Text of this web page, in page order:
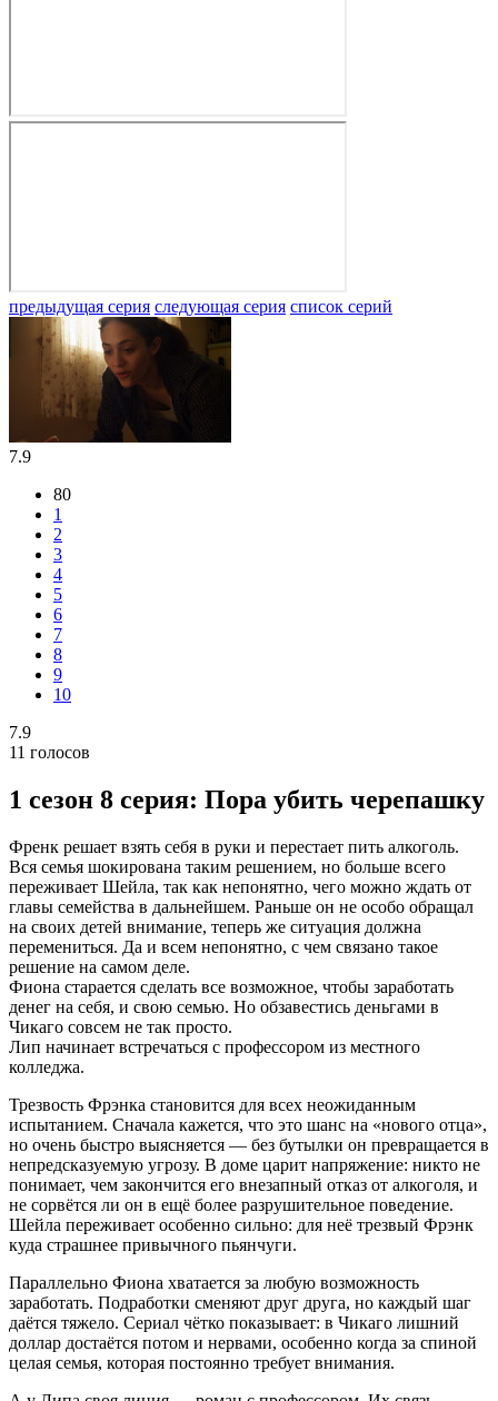
предыдущая серия следующая серия список серий
7.9
80
1
2
3
4
5
6
7
8
9
10
7.9
11 голосов
1 сезон 8 серия: Пора убить черепашку
Френк решает взять себя в руки и перестает пить алкоголь.
Вся семья шокирована таким решением, но больше всего
переживает Шейла, так как непонятно, чего можно ждать от
главы семейства в дальнейшем. Раньше он не особо обращал
на своих детей внимание, теперь же ситуация должна
перемениться. Да и всем непонятно, с чем связано такое
решение на самом деле.
Фиона старается сделать все возможное, чтобы заработать
денег на себя, и свою семью. Но обзавестись деньгами в
Чикаго совсем не так просто.
Лип начинает встречаться с профессором из местного
колледжа.
Трезвость Фрэнка становится для всех неожиданным
испытанием. Сначала кажется, что это шанс на «нового отца»,
но очень быстро выясняется — без бутылки он превращается в
непредсказуемую угрозу. В доме царит напряжение: никто не
понимает, чем закончится его внезапный отказ от алкоголя, и
не сорвётся ли он в ещё более разрушительное поведение.
Шейла переживает особенно сильно: для неё трезвый Фрэнк
куда страшнее привычного пьянчуги.
Параллельно Фиона хватается за любую возможность
заработать. Подработки сменяют друг друга, но каждый шаг
даётся тяжело. Сериал чётко показывает: в Чикаго лишний
доллар достаётся потом и нервами, особенно когда за спиной
целая семья, которая постоянно требует внимания.